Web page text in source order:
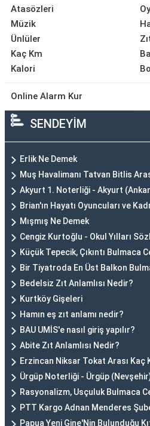
Atasözleri
Müzik
Ünlüler
Kaç Km
Kalori
Online Alarm Kur
SENDEYİM
Erlik Ne Demek
Muş Havalimanı Tatvan Bitlis
Akyurt 1. Noterliği - Akyurt
Brian'ın Hayatı Oyuncuları ve
Mışmış Ne Demek
Cengiz Kurtoğlu - Okul Yılları
Küçük Tepecik, Çıkıntı Bulmaca
Bir Tiyatroda En Üst Balkon
Bedelsiz Zıt Anlamlısı Nedir?
Kurtköy Gişeleri
Hamın eş zıt anlamı nedir?
BAU UMİS'e nasıl giriş yapılır?
Abite Zıt Anlamlısı Nedir?
Erzincan Niksar Tokat Arası Kaç
Ürgüp Noterliği - Ürgüp
Rasyonalizm, Usçuluk Bulmaca
PTT Kargo Adnan Menderes
Papua Yeni Gine'Nin Bulunduğu